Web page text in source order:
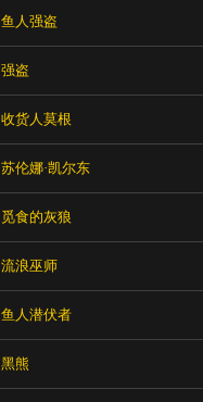
鱼人强盗
强盗
收货人莫根
苏伦娜·凯尔东
觅食的灰狼
流浪巫师
鱼人潜伏者
黑熊